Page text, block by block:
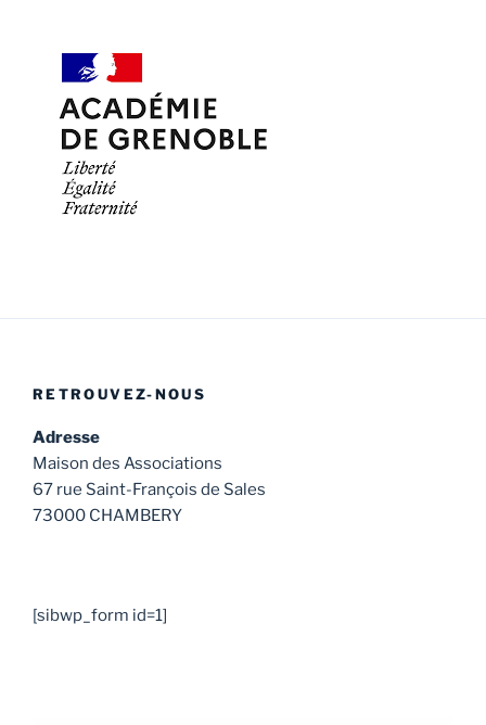
RETROUVEZ-NOUS
Adresse
Maison des Associations
67 rue Saint-François de Sales
73000 CHAMBERY
[sibwp_form id=1]